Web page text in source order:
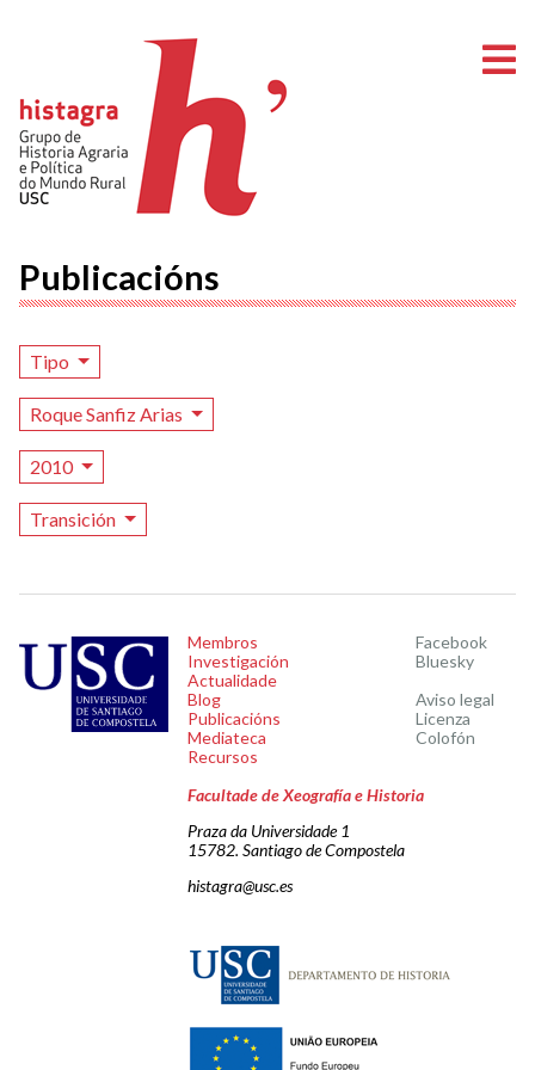
Publicacións
Tipo
Roque Sanfiz Arias
2010
Transición
Membros
Investigación
Actualidade
Blog
Publicacións
Mediateca
Recursos
Facebook
Bluesky
Aviso legal
Licenza
Colofón
Facultade de Xeografía e Historia
Praza da Universidade 1
15782. Santiago de Compostela
histagra@usc.es